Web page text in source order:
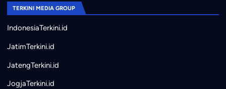
TERKINI MEDIA GROUP
IndonesiaTerkini.id
JatimTerkini.id
JatengTerkini.id
JogjaTerkini.id